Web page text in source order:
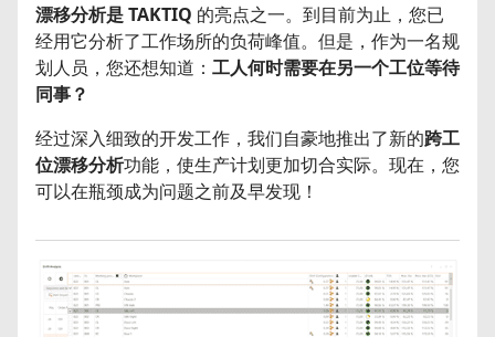
漂移分析是TAKTIQ 的亮点之一。到目前为止，您已
经用它分析了工作场所的负荷峰值。但是，作为一名规
划人员，您还想知道： 工人何时需要在另一个工位等待
同事？
经过深入细致的开发工作，我们自豪地推出了新的跨工
位漂移分析功能，使生产计划更加切合实际。现在，您
可以在瓶颈成为问题之前及早发现！